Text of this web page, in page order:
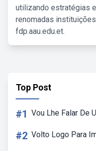
utilizando estratégias
renomadas
fdp.aau.edu.et.
Top Post
#1 Vou Lhe Falar De
#2 Volto Logo Para